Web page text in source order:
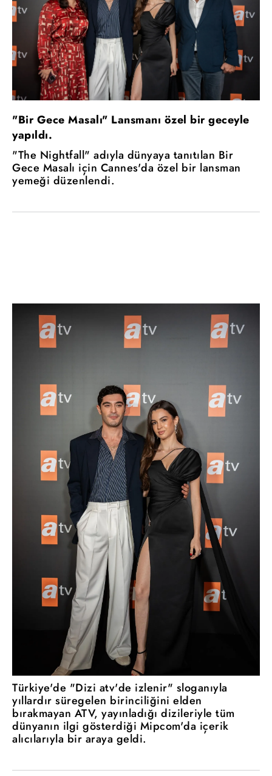
"Bir Gece Masalı" Lansmanı özel bir geceyle
yapıldı.
"The Nightfall" adıyla dünyaya tanıtılan Bir
Gece Masalı için Cannes'da özel bir lansman
yemeği düzenlendi.
Türkiye'de "Dizi atv'de izlenir" sloganıyla
yıllardır süregelen birinciliğini elden
bırakmayan ATV, yayınladığı dizileriyle tüm
dünyanın ilgi gösterdiği Mipcom'da içerik
alıcılarıyla bir araya geldi.